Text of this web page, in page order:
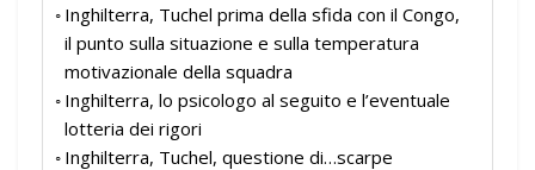
Inghilterra, Tuchel prima della sfida con il Congo,
il punto sulla situazione e sulla temperatura
motivazionale della squadra
Inghilterra, lo psicologo al seguito e l’eventuale
lotteria dei rigori
Inghilterra, Tuchel, questione di…scarpe